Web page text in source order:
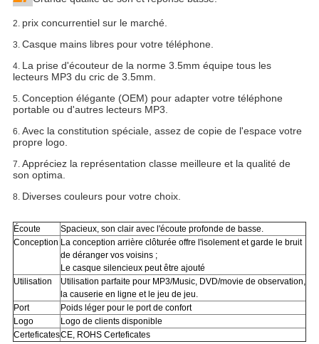
2. prix concurrentiel sur le marché.
3. Casque mains libres pour votre téléphone.
4. La prise d'écouteur de la norme 3.5mm équipe tous les
lecteurs MP3 du cric de 3.5mm.
5. Conception élégante (OEM) pour adapter votre téléphone
portable ou d'autres lecteurs MP3.
6. Avec la constitution spéciale, assez de copie de l'espace votre
propre logo.
7. Appréciez la représentation classe meilleure et la qualité de
son optima.
8. Diverses couleurs pour votre choix.
Écoute
Spacieux, son clair avec l'écoute profonde de basse.
Conception La conception arrière clôturée offre l'isolement et garde le bruit
de déranger vos voisins ;
Le casque silencieux peut être ajouté
Utilisation
Utilisation parfaite pour MP3/Music, DVD/movie de observation,
la causerie en ligne et le jeu de jeu.
Port
Poids léger pour le port de confort
Logo
Logo de clients disponible
CerteficatesCE, ROHS Certeficates